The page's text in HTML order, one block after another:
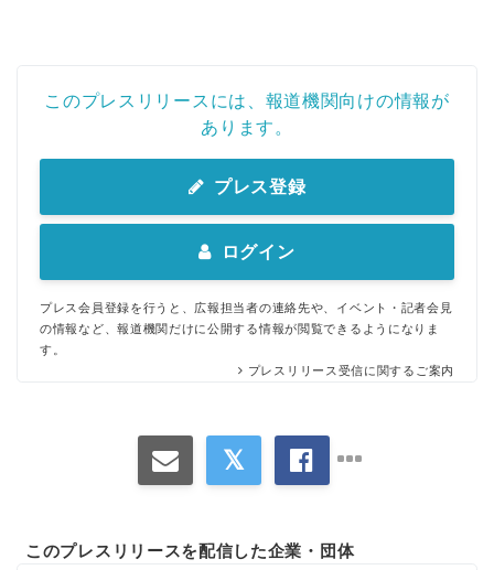
このプレスリリースには、報道機関向けの情報が
あります。
プレス登録
ログイン
プレス会員登録を行うと、広報担当者の連絡先や、イベント・記者会見
の情報など、報道機関だけに公開する情報が閲覧できるようになりま
す。
プレスリリース受信に関するご案内
このプレスリリースを配信した企業・団体